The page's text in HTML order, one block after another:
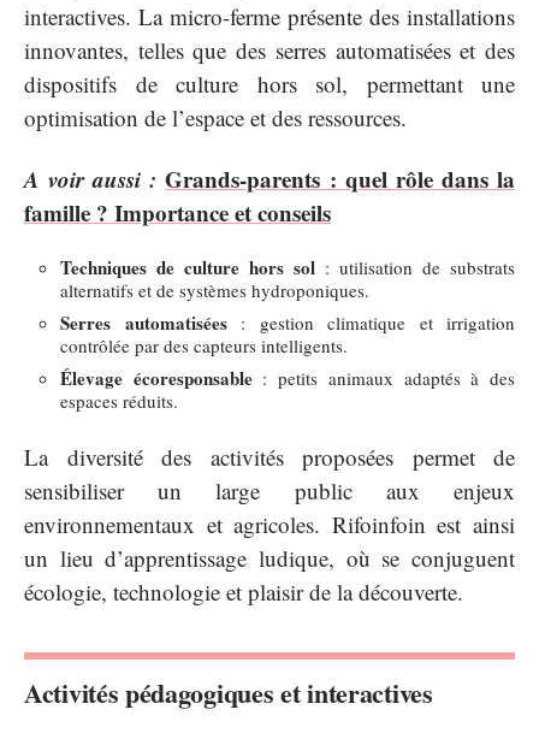
interactives. La micro-ferme présente des installations
innovantes, telles que des serres automatisées et des
dispositifs de culture hors sol, permettant une
optimisation de l’espace et des ressources.
A voir aussi : Grands-parents : quel rôle dans la
famille ? Importance et conseils
Techniques de culture hors sol : utilisation de substrats
alternatifs et de systèmes hydroponiques.
Serres automatisées: gestion climatique et irrigation
contrôlée par des capteurs intelligents.
Élevage écoresponsable: petits animaux adaptés à des
espaces réduits.
La diversité des activités proposées permet de
sensibiliser un large public aux enjeux
environnementaux et agricoles. Rifoinfoin est ainsi
un lieu d’apprentissage ludique, où se conjuguent
écologie, technologie et plaisir de la découverte.
Activités pédagogiques et interactives